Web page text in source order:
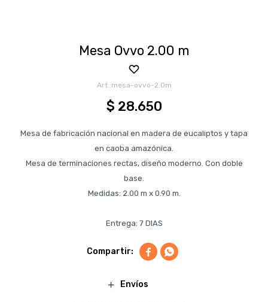
Mesa Ovvo 2.00 m
mesa-ovvo-2.0m
$ 28.650
Mesa de fabricación nacional en madera de eucaliptos y tapa
en caoba amazónica.
Mesa de terminaciones rectas, diseño moderno. Con doble
base.
Medidas: 2.00 m x 0.90 m.
Entrega: 7 DIAS
 
Envíos